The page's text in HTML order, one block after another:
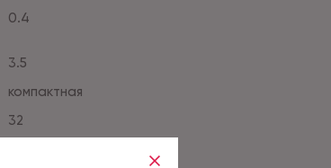
0.4
3.5
компактная
32